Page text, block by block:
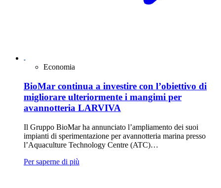
Economia
BioMar continua a investire con l’obiettivo di
migliorare ulteriormente i mangimi per
avannotteria LARVIVA
Il Gruppo BioMar ha annunciato l’ampliamento dei suoi
impianti di sperimentazione per avannotteria marina presso
l’Aquaculture Technology Centre (ATC)…
Per saperne di più